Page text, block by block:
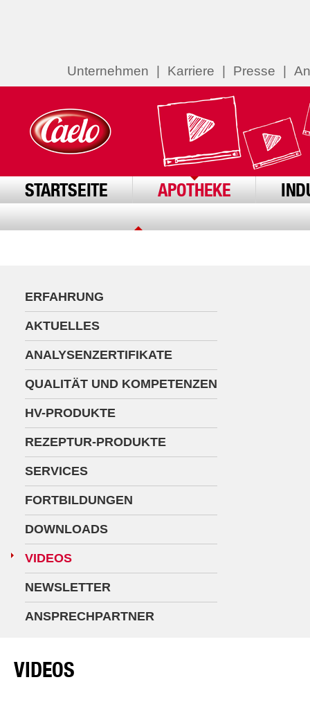
Unternehmen Karriere Presse
STARTSEITE APOTHEKE
ERFAHRUNG
AKTUELLES
ANALYSENZERTIFIKATE
QUALITÄT UND KOMPETENZEN
HV-PRODUKTE
REZEPTUR-PRODUKTE
SERVICES
FORTBILDUNGEN
DOWNLOADS
VIDEOS
NEWSLETTER
ANSPRECHPARTNER
VIDEOS